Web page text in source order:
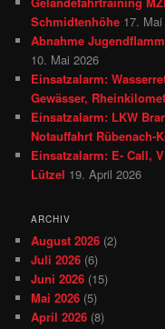
Schmidtenhöhe 17.
Abnahme
10. Mai 2026
Einsatzalarm:
Gewässer,
Einsatzalarm: LKW
Notauffahrt Rübenach-
Einsatzalarm: E- Call,
Lützel 19. April 2026
ARCHIV
August 2026 (2)
Juli 2026 (6)
Juni 2026 (15)
Mai 2026 (5)
April 2026 (8)